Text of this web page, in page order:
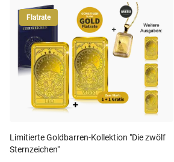
Flatrate
Limitierte Goldbarren-Kollektion "Die zwölf
Sternzeichen"